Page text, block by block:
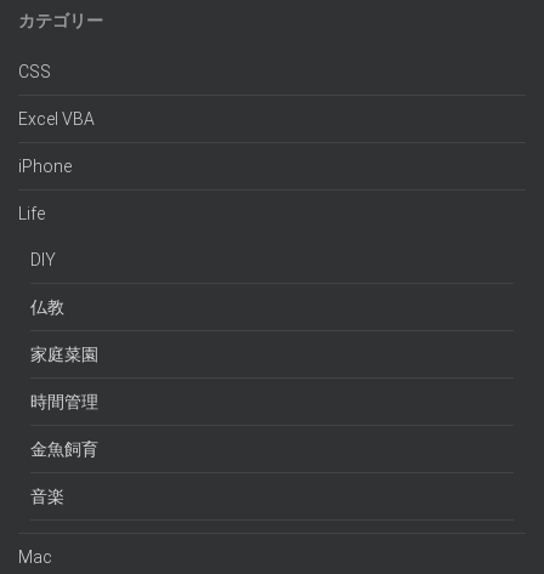
カテゴリー
CSS
Excel VBA
iPhone
Life
DIY
仏教
家庭菜園
時間管理
金魚飼育
音楽
Mac